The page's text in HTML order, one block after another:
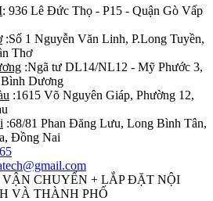
: 936 Lê Đức Thọ - P15 - Quận Gò Vấp
:Số 1 Nguyễn Văn Linh, P.Long Tuyền,
Thơ
:Ngã tư DL14/NL12 - Mỹ Phước 3,
Dương
:1615 Võ Nguyên Giáp, Phường 12,
:68/81 Phan Đăng Lưu, Long Bình Tân,
Đồng Nai
VẬN CHUYỂN + LẮP ĐẶT NỘI
VÀ THÀNH PHỐ